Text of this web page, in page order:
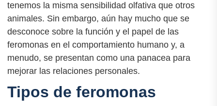
tenemos la misma sensibilidad olfativa que otros
animales. Sin embargo, aún hay mucho que se
desconoce sobre la función y el papel de las
feromonas en el comportamiento humano y, a
menudo, se presentan como una panacea para
mejorar las relaciones personales.
Tipos de feromonas